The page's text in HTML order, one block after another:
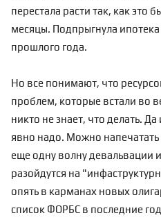
перестала расти так, как это
месяцы. Подпрыгнула
прошлого года.
Но все понимают, что
проблем, которые встали во
никто не знает, что делать. Да
явно надо. Можно напечатать
еще одну волну девальвации
разойдутся на
опять в карманах новых
список ФОРБС в последние